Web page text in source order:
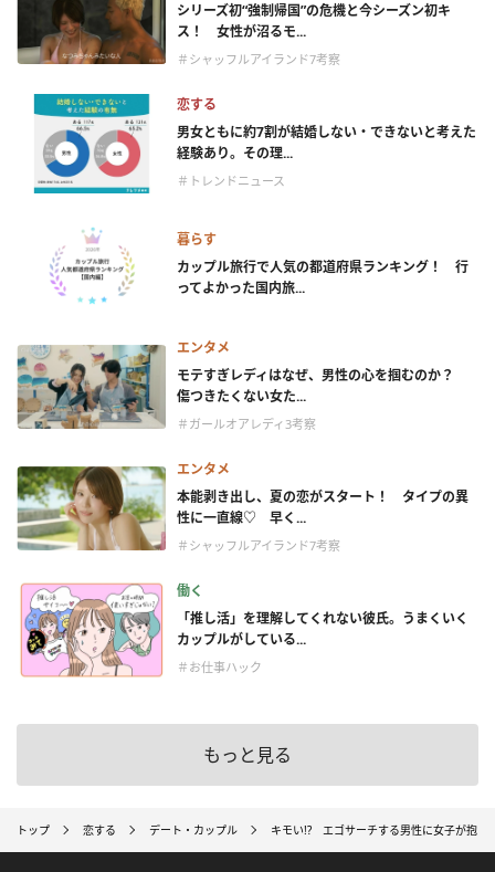
シリーズ初“強制帰国”の危機と今シーズン初キ
ス！ 女性が沼るモ...
＃シャッフルアイランド7考察
恋する
男女ともに約7割が結婚しない・できないと考えた
経験あり。その理...
＃トレンドニュース
暮らす
カップル旅行で人気の都道府県ランキング！ 行
ってよかった国内旅...
エンタメ
モテすぎレディはなぜ、男性の心を掴むのか？
傷つきたくない女た...
＃ガールオアレディ3考察
エンタメ
本能剥き出し、夏の恋がスタート！ タイプの異
性に一直線♡ 早く...
＃シャッフルアイランド7考察
働く
「推し活」を理解してくれない彼氏。うまくいく
カップルがしている...
＃お仕事ハック
もっと見る
トップ 恋する デート・カップル キモい!? エゴサーチする男性に女子が抱く